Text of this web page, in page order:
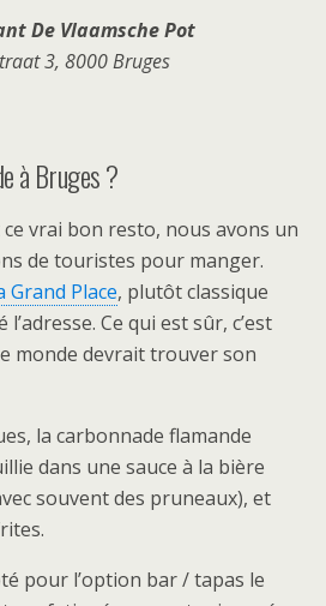
De Vlaamsche Pot
3, 8000 Bruges
à Bruges ?
vrai bon resto, nous avons un
de touristes pour manger.
Grand Place, plutôt classique
Ce qui est sûr, c’est
monde devrait trouver son
la carbonnade flamande
dans une sauce à la bière
souvent des pruneaux), et
pour l’option bar / tapas le